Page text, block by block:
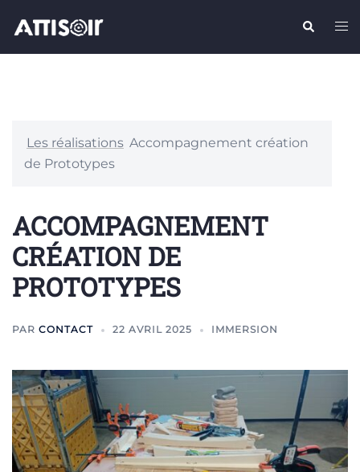
au
contenu
Les réalisations Accompagnement création
de Prototypes
ACCOMPAGNEMENT
CRÉATION DE
PROTOTYPES
PAR CONTACT 22 AVRIL 2025 IMMERSION